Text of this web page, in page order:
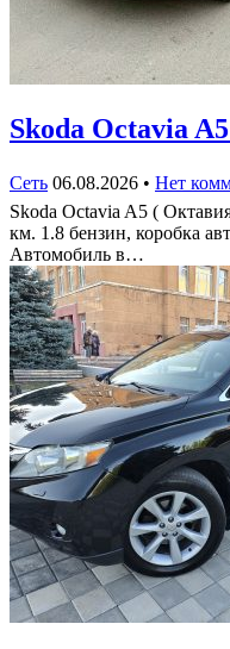
Skoda Octavia
Сеть 06.08.2026 • Нет
Skoda Octavia A5 (
км. 1.8 бензин, коробка
Автомобиль в…